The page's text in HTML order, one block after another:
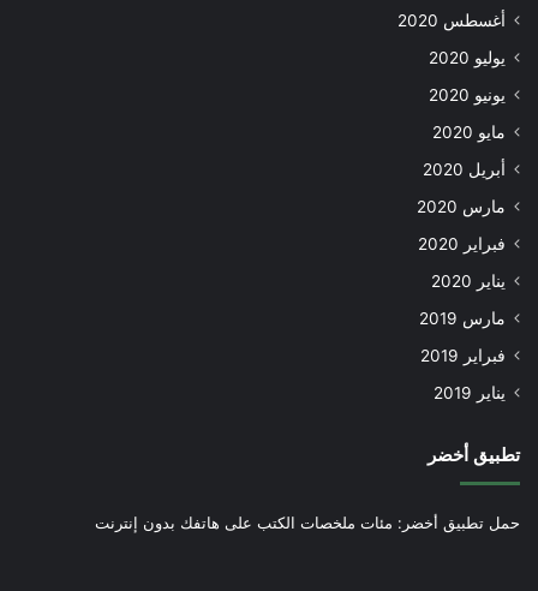
أغسطس 2020
يوليو 2020
يونيو 2020
مايو 2020
أبريل 2020
مارس 2020
فبراير 2020
يناير 2020
مارس 2019
فبراير 2019
يناير 2019
تطبيق أخضر
حمل تطبيق أخضر: مئات ملخصات الكتب على هاتفك بدون إنترنت